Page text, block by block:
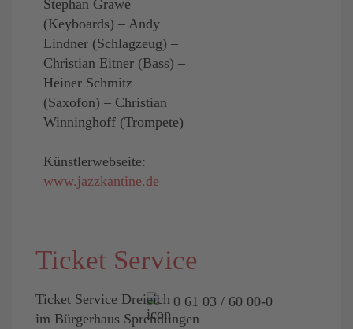
Stephan Grawe
(Keyboards) – Andy
Lindner (Schlagzeug) –
Christian Eitner (Bass) –
Heiner Schmitz
(Saxofon) – Christian
Winninghoff (Trompete)
Künstlerwebseite:
www.jazzkantine.de
Ticket Service
Ticket Service Dreieich
im Bürgerhaus Sprendlingen
0 61 03 / 60 00-0